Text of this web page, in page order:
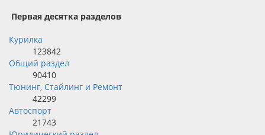
Первая десятка разделов
Курилка
123842
Общий раздел
90410
Тюнинг, Стайлинг и Ремонт
42299
Автоспорт
21743